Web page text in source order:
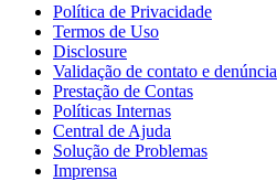
Política de Privacidade
Termos de Uso
Disclosure
Validação de contato e denúncia
Prestação de Contas
Políticas Internas
Central de Ajuda
Solução de Problemas
Imprensa